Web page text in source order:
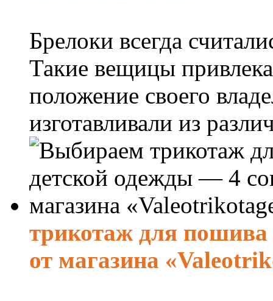
Брелоки всегда
Такие вещицы
положение своего
изготавливали из
трикотаж для
от магазина